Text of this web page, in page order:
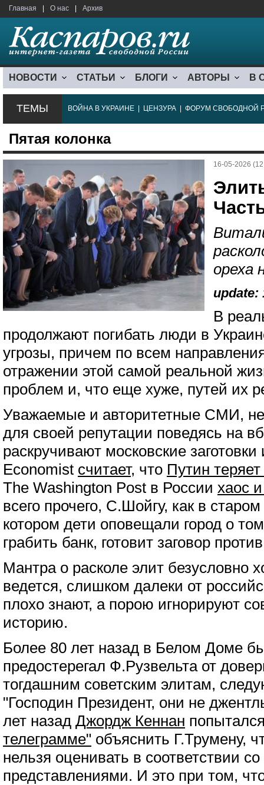
Главная О нас Архив
НОВОСТИ СТАТЬИ БЛОГИ АВТОРЫ В
ТЕМЫ ВОЙНА В УКРАИНЕ ЦЕНЗУРА ФОРУМ СВОБОДНОЙ
Пятая колонка
16-05-2026
ореха
update:
В
продолжают погибать люди в
угрозы, причем по всем
отражении этой самой реальной
проблем и, что еще хуже, путей их
Уважаемые и авторитетные СМИ,
для своей репутации поведясь на
раскручивают московские
Economist считает, что Путин
The Washington Post в России хаос
всего прочего, С.Шойгу, как в
котором дети оповещали город о
грабить банк, готовит заговор
Мантра о расколе элит безусловно
ведется, слишком далеки от
плохо знают, а порою игнорируют
историю.
Более 80 лет назад в Белом Доме
предостерегал Ф.Рузвельта от
тогдашним советским элитам,
"Господин Президент, они не
лет назад Джордж Кеннан
телеграмме" объяснить Г.Трумену,
нельзя оценивать в соответствии
представлениями. И это при том,